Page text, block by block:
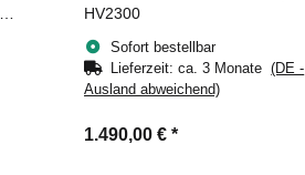
HV2300
Sofort bestellbar
Lieferzeit:ca. 3 Monate(DE -
Ausland abweichend)
1.490,00 € *